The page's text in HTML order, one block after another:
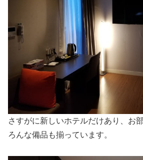
さすがに新しいホテルだけあり、お
ろんな備品も揃っています。